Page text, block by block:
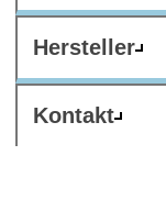
Hersteller
Kontakt